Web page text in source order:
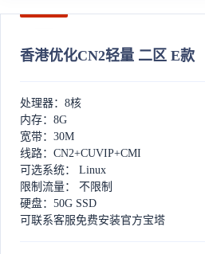
香港优化CN2轻量 二区 E款
处理器：8核
内存：8G
宽带：30M
线路：CN2+CUVIP+CMI
可选系统： Linux
限制流量： 不限制
硬盘：50G SSD
可联系客服免费安装官方宝塔